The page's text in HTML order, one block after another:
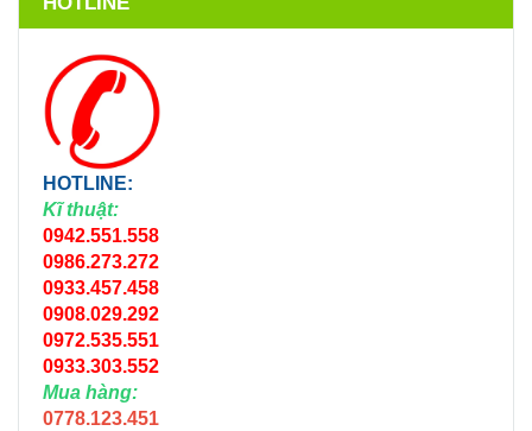
HOTLINE:
Kĩ thuật:
0942.551.558
0986.273.272
0933.457.458
0908.029.292
0972.535.551
0933.303.552
Mua hàng:
0778.123.451